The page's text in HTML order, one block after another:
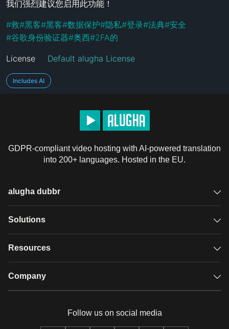
我们强烈建议您启用此功能！
#救#黑客#黑客#数据保护#隐私#登录#法典#安全
#谷歌身份验证器#奥西#2FA的
License Default alugha License
Includes AI
GDPR-compliant video hosting with AI-powered translation
into 200+ languages. Hosted in the EU.
alugha dubbr
Overview
Glossary
Solutions
GDPR video hosting
Resources
Case studies
Company
Our team
Follow us on social media